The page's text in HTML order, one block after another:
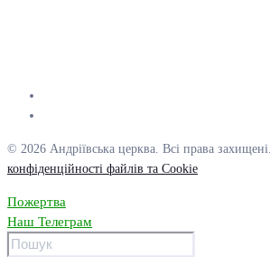
© 2026 Андріївська церква. Всі права захищені.
конфіденційності файлів та Cookie
Пожертва
Наш Телеграм